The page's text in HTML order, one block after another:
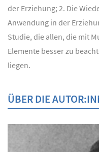
der Erziehung; 2. Die
Anwendung in der
Studie, die allen, die mit
Elemente besser zu
liegen.
ÜBER DIE